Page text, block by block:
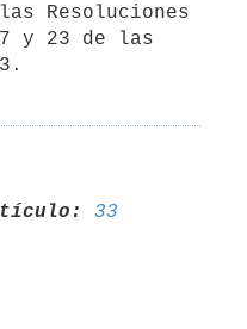
Resoluciones
y 23 de las
33